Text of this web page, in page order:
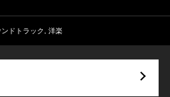
ンドトラック 洋楽